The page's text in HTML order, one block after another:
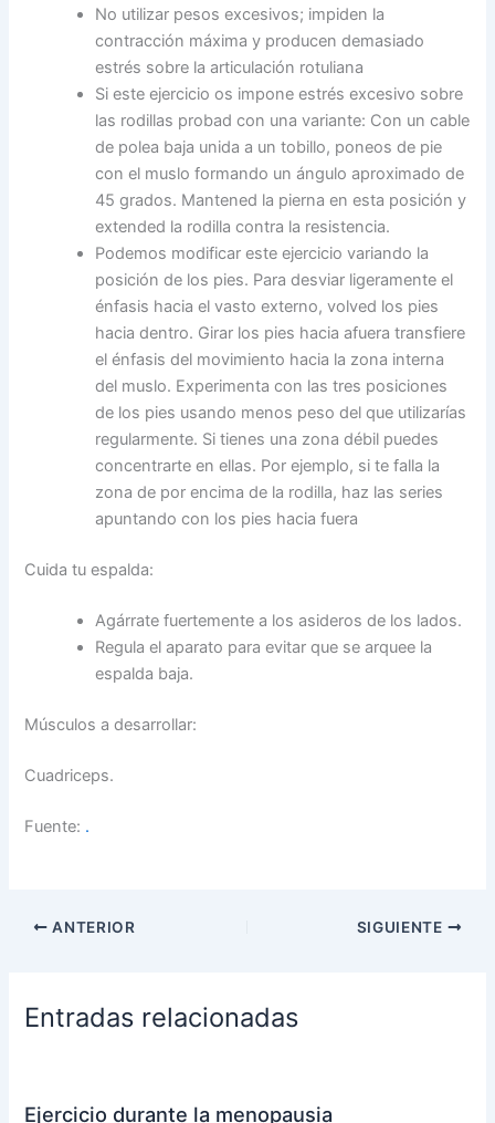
No utilizar pesos excesivos; impiden la
contracción máxima y producen demasiado
estrés sobre la articulación rotuliana
Si este ejercicio os impone estrés excesivo sobre
las rodillas probad con una variante: Con un cable
de polea baja unida a un tobillo, poneos de pie
con el muslo formando un ángulo aproximado de
45 grados. Mantened la pierna en esta posición y
extended la rodilla contra la resistencia.
Podemos modificar este ejercicio variando la
posición de los pies. Para desviar ligeramente el
énfasis hacia el vasto externo, volved los pies
hacia dentro. Girar los pies hacia afuera transfiere
el énfasis del movimiento hacia la zona interna
del muslo. Experimenta con las tres posiciones
de los pies usando menos peso del que utilizarías
regularmente. Si tienes una zona débil puedes
concentrarte en ellas. Por ejemplo, si te falla la
zona de por encima de la rodilla, haz las series
apuntando con los pies hacia fuera
Cuida tu espalda:
Agárrate fuertemente a los asideros de los lados.
Regula el aparato para evitar que se arquee la
espalda baja.
Músculos a desarrollar:
Cuadriceps.
Fuente: .
ANTERIOR SIGUIENTE
Entradas relacionadas
Ejercicio durante la menopausia